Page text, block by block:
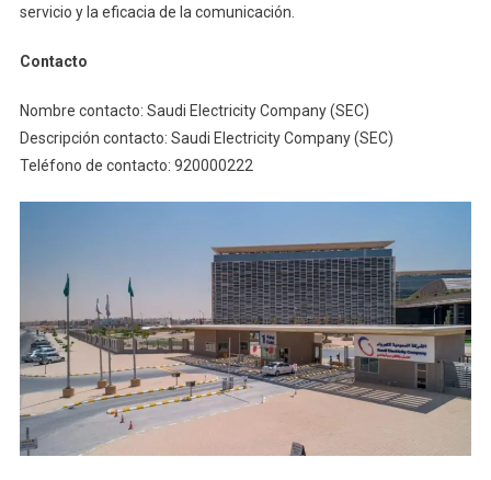
servicio y la eficacia de la comunicación.
Contacto
Nombre contacto: Saudi Electricity Company (SEC)
Descripción contacto: Saudi Electricity Company (SEC)
Teléfono de contacto: 920000222